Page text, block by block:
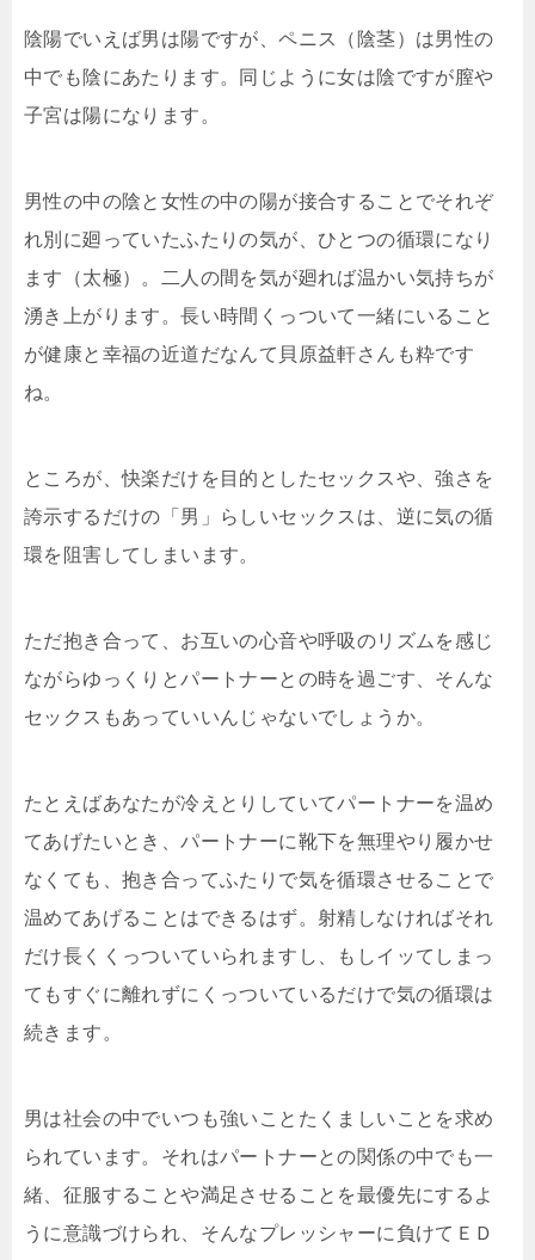
陰陽でいえば男は陽ですが、ペニス（陰茎）は男性の
中で も陰にあたります。同じように女は陰ですが膣や
子宮は陽になります。
男性の中の陰と女性の中の陽が接合することでそれぞ
れ別 に廻っていたふたりの気が、ひとつの循環になり
ます（太極）。二人の間を気が廻れば温かい気持ちが
湧き上がります。長い時間くっついて一緒にいること
が健康と幸福の近道だなんて貝原益軒さんも粋です
ね。
ところが、快楽だけを目的としたセックスや、強さを
誇示するだけの「男」らしいセックスは、逆に気の循
環を阻害 してしまいます。
ただ抱き合って、お互いの心音や呼吸のリズムを感じ
ながらゆっくりとパートナーとの時を過ごす、そんな
セックス もあっていいんじゃないでしょうか。
たとえばあなたが冷えとりしていてパートナーを温め
てあげたいとき、パートナーに靴下を無理やり履かせ
なくても
、抱き合ってふたりで気を循環させることで
温めてあげる ことはできるはず。射精しなければそれ
だけ長くくっついていられますし、もしイッてしまっ
てもすぐに離れずにく っついているだけで気の循環は
続きます。
男は社会の中でいつも強いことたくましいことを求め
られています。それはパートナーとの関係の中でも一
緒、征服することや満足させることを最優先にするよ
うに意識づけられ、そんなプレッシャーに負けてＥＤ